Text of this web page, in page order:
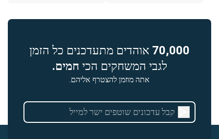
70,000 אוהדים מתעדכנים כל הזמן
לגבי המשחקים הכי חמים.
אתה מוזמן להצטרף אליהם.